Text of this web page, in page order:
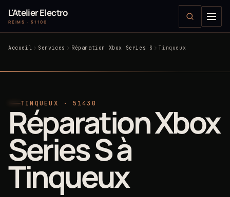
L'Atelier Electro
REIMS · 51100
Accueil Services Réparation Xbox Series S Tinqueux
TINQUEUX · 51430
Réparation Xbox
Series S à
Tinqueux